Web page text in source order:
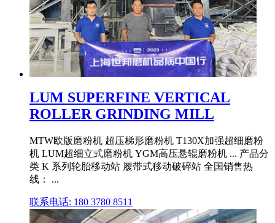
LUM SUPERFINE VERTICAL
ROLLER GRINDING MILL
MTW欧版磨粉机 超压梯形磨粉机 T130X加强超细磨粉
机 LUM超细立式磨粉机 YGM高压悬辊磨粉机 ... 产品分
类 K 系列轮胎移动站 履带式移动破碎站 全国销售热
线： ...
联系电话: 180 3780 8511